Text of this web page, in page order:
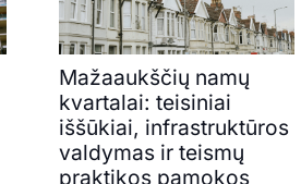
Mažaaukščių namų
kvartalai: teisiniai
iššūkiai, infrastruktūros
valdymas ir teismų
praktikos pamokos